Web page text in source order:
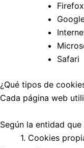
Firefox
Safari
¿Qué tipos de
Cada página web
Según la entidad
1. Cookies